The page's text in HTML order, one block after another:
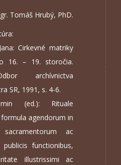
Tomáš Hrubý, PhD.
Cirkevné matriky
16. – 19. storočia.
archívnictva
SR, 1991, s. 4-6.
(ed.): Rituale
agendorum in
sacramentorum ac
functionibus,
illustrissimi ac